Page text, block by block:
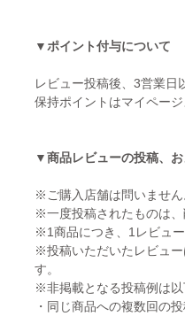
▼ポイント付与について
レビュー投稿後、3営業日
保持ポイントはマイページ
▼商品レビューの投稿、
※ご購入店舗は問いません
※一度投稿されたものは、
※1商品につき、1レビュー
※投稿いただいたレビュ
す。
※非掲載となる投稿例は以
・同じ商品への複数回の